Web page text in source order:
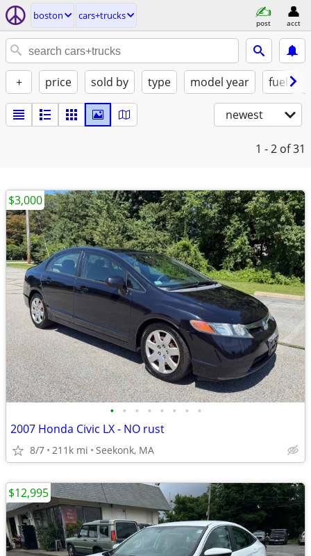
boston cars+trucks
post acct
+ price sold by type model year fuel
newest
1 - 2 of 31
• • • • • • • •
2007 Honda Civic LX - NO rust
8/7 211k mi Seekonk, MA
$3,000
$12,995